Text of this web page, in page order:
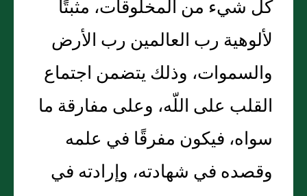
كل شيء من المخلوقات، مثبتًا
لألوهية رب العالمين رب الأرض
والسموات، وذلك يتضمن اجتماع
القلب على اللّه، وعلى مفارقة ما
سواه، فيكون مفرقًا في علمه
وقصده في شهادته، وإرادته في